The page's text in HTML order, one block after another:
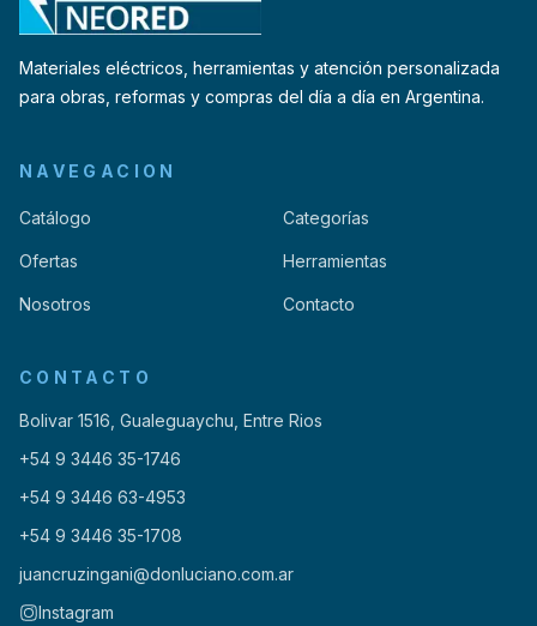
Materiales eléctricos, herramientas y atención personalizada
para obras, reformas y compras del día a día en Argentina.
NAVEGACION
Catálogo Categorías
Ofertas Herramientas
Nosotros Contacto
CONTACTO
Bolivar 1516, Gualeguaychu, Entre Rios
+54 9 3446 35-1746
+54 9 3446 63-4953
+54 9 3446 35-1708
juancruzingani@donluciano.com.ar
Instagram